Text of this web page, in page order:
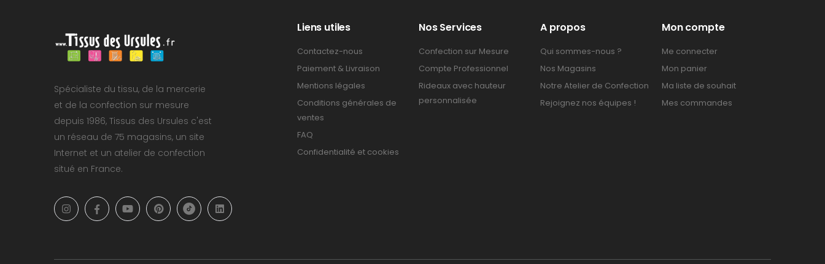
Spécialiste du tissu, de la mercerie
et de la confection sur mesure
depuis 1986, Tissus des Ursules c'est
un réseau de 75 magasins, un site
Internet et un atelier de confection
situé en France.
Liens utiles
Contactez-nous
Paiement & Livraison
Mentions légales
Conditions générales de
ventes
FAQ
Confidentialité et cookies
Nos Services
Confection sur Mesure
Compte Professionnel
Rideaux avec hauteur
personnalisée
A propos
Qui sommes-nous ?
Nos Magasins
Notre Atelier de Confection
Rejoignez nos équipes !
Mon compte
Me connecter
Mon panier
Ma liste de souhait
Mes commandes